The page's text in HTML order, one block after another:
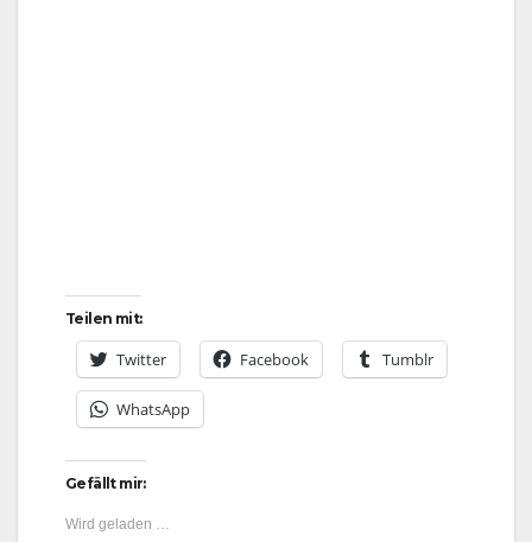
Teilen mit:
Twitter Facebook Tumblr
WhatsApp
Gefällt mir:
Wird geladen …